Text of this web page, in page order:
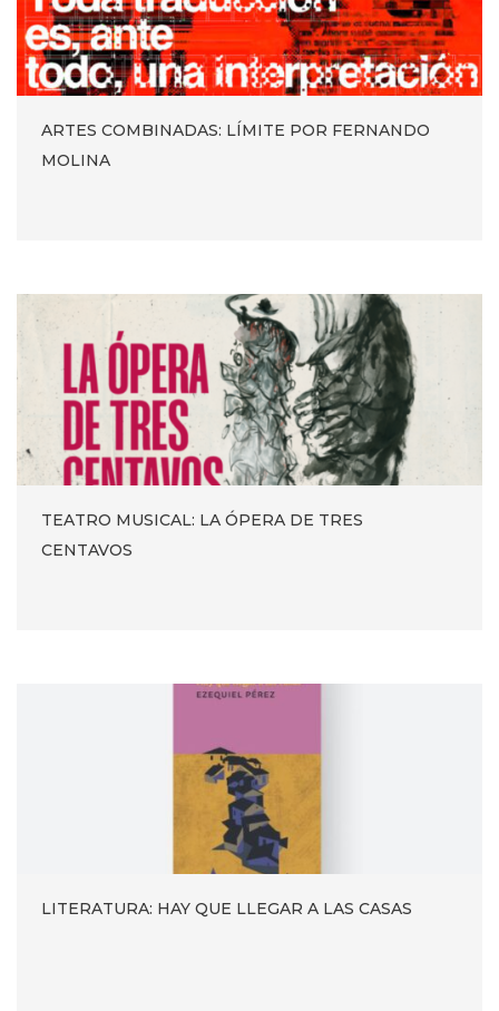
ARTES COMBINADAS: LÍMITE POR FERNANDO
MOLINA
TEATRO MUSICAL: LA ÓPERA DE TRES
CENTAVOS
LITERATURA: HAY QUE LLEGAR A LAS CASAS